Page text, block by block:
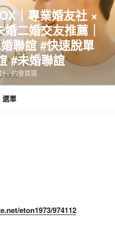
｜專業婚友社 ×
二婚交友推薦｜
聯誼 #快速脫單
#未婚聯誼
一約會首選
選單
eton1973/974112